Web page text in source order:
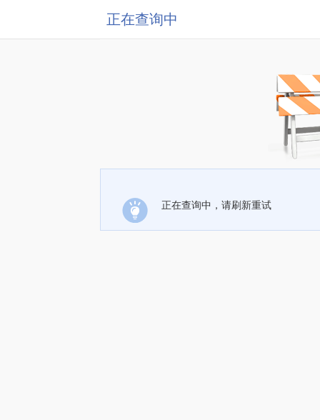
正在查询中
正在查询中，请刷新重试